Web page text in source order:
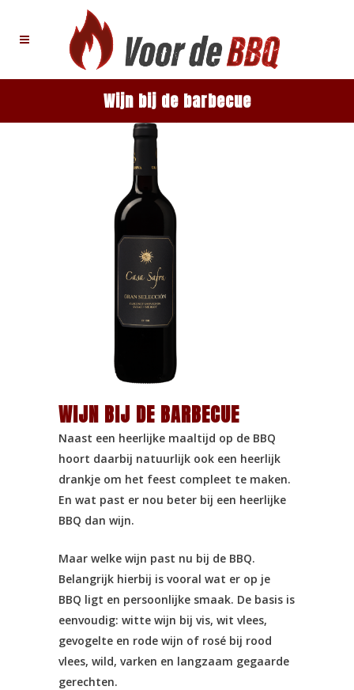
Wijn bij de barbecue
WIJN BIJ DE BARBECUE
Naast een heerlijke maaltijd op de BBQ
hoort daarbij natuurlijk ook een heerlijk
drankje om het feest compleet te maken.
En wat past er nou beter bij een heerlijke
BBQ dan wijn.
Maar welke wijn past nu bij de BBQ.
Belangrijk hierbij is vooral wat er op je
BBQ ligt en persoonlijke smaak. De basis is
eenvoudig: witte wijn bij vis, wit vlees,
gevogelte en rode wijn of rosé bij rood
vlees, wild, varken en langzaam gegaarde
gerechten.